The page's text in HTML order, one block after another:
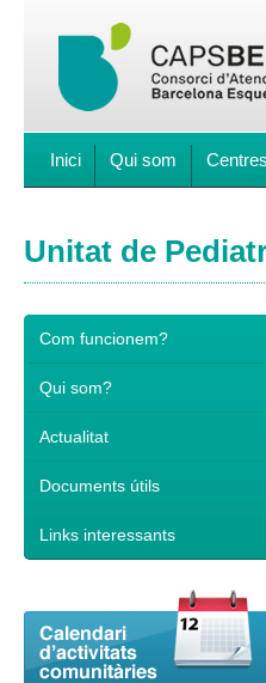
Inici Qui som
Unitat de
Com funcionem?
Qui som?
Actualitat
Documents útils
Links interessants